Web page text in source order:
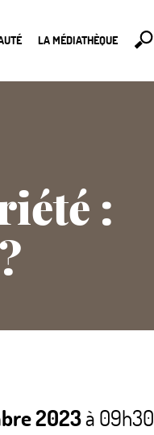
LA MÉDIATHÈQUE
:
?
2023à 09h30